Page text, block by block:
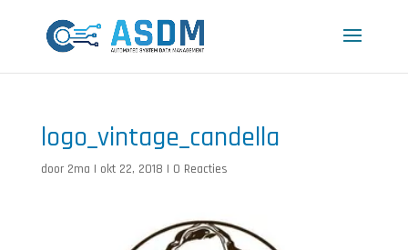
logo_vintage_candella
door 2ma | okt 22, 2018 | 0 Reacties